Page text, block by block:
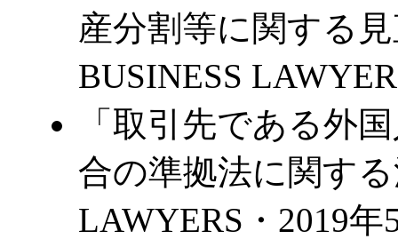
産分割等に関する
BUSINESS
「取引先である外
合の準拠法に関す
LAWYERS・2019年